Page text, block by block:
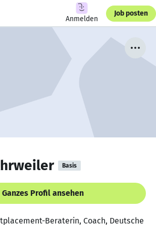
Anmelden
Job posten
Basis
Ganzes Profil ansehen
Beraterin, Coach, Deutsche